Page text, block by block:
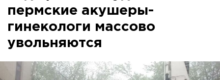
пермские акушеры-
гинекологи массово
увольняются